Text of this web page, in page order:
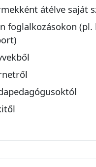
átélve saját
foglalkozásokon (pl.